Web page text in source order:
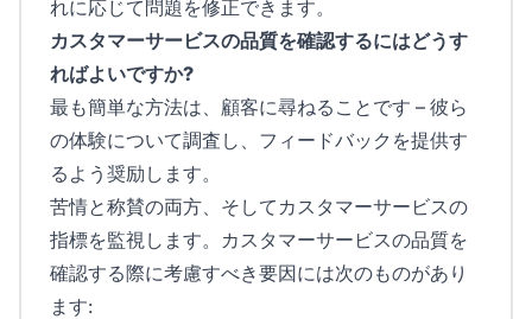
れに応じて問題を修正できます。
カスタマーサービスの品質を確認するにはどうす
ればよいですか?
最も簡単な方法は、顧客に尋ねることです – 彼ら
の体験について調査し、フィードバックを提供す
るよう奨励します。
苦情と称賛の両方、そしてカスタマーサービスの
指標を監視します。カスタマーサービスの品質を
確認する際に考慮すべき要因には次のものがあり
ます: